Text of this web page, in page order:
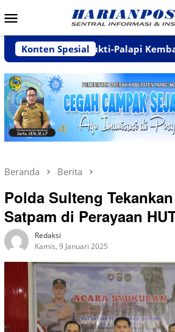
ke
Mobile
Konten Spesial
Palapi Kembali Disuarakan
Beranda Berita
Polda Sulteng
Satpam di Perayaan
Redaksi
Kamis, 9 Januari 2025